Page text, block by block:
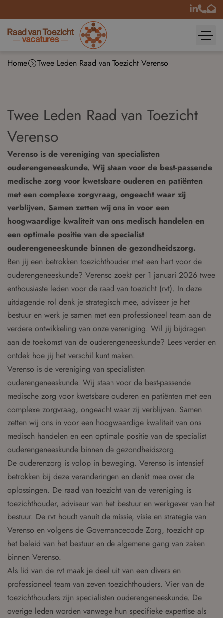
Home Twee Leden Raad van Toezicht Verenso
Twee Leden Raad van Toezicht
Verenso
Verenso is de vereniging van specialisten
ouderengeneeskunde. Wij staan voor de best-passende
medische zorg voor kwetsbare ouderen en patiënten
met een complexe zorgvraag, ongeacht waar zij
verblijven. Samen zetten wij ons in voor een
hoogwaardige kwaliteit van ons medisch handelen en
een optimale positie van de specialist
ouderengeneeskunde binnen de gezondheidszorg.
Ben jij een betrokken toezichthouder met een hart voor de
ouderengeneeskunde? Verenso zoekt per 1 januari 2026 twee
enthousiaste leden voor de raad van toezicht (rvt). In deze
uitdagende rol denk je strategisch mee, adviseer je het
bestuur en werk je samen met een professioneel team aan de
verdere ontwikkeling van onze vereniging. Wil jij bijdragen
aan de toekomst van de ouderengeneeskunde? Lees verder en
ontdek hoe jij het verschil kunt maken.
Verenso is de vereniging van specialisten
ouderengeneeskunde. Wij staan voor de best-passende
medische zorg voor kwetsbare ouderen en patiënten met een
complexe zorgvraag, ongeacht waar zij verblijven. Samen
zetten wij ons in voor een hoogwaardige kwaliteit van ons
medisch handelen en een optimale positie van de specialist
ouderengeneeskunde binnen de gezondheidszorg.
De ouderenzorg is volop in beweging. Verenso is intensief
betrokken bij deze veranderingen en denkt mee over de
oplossingen. De raad van toezicht van de vereniging is
toezichthouder, adviseur van het bestuur en werkgever van het
bestuur. De rvt houdt vanuit de missie, visie en strategie van
Verenso en volgens de Governancecode Zorg, toezicht op
het beleid van het bestuur en de algemene gang van zaken
binnen Verenso.
Als lid van de rvt maak je deel uit van een divers en
professioneel team van zeven toezichthouders. Vier van de
toezichthouders zijn specialisten ouderengeneeskunde. De
overige leden worden vanwege hun specifieke expertise als